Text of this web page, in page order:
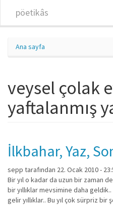
pöetikâs
Ana sayfa
veysel çolak
yaftalanmış
İlkbahar, Yaz,
sepp tarafından 22. Ocak 2010 -
Bir yıl o kadar da uzun bir zaman
bir yıllıklar mevsimine daha geldik..
gelir yıllıklar.. Bu yıl çok sürpriz bir